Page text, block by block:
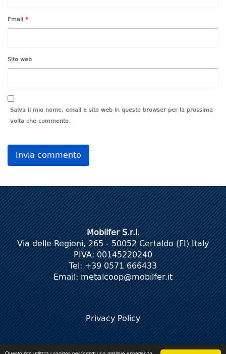
Email *
Sito web
Salva il mio nome, email e sito web in questo browser per la prossima
volta che commento.
Mobilfer S.r.l.
Via delle Regioni, 265 - 50052 Certaldo (FI) Italy
PIVA: 00145220240
Tel: +39 0571 666433
Email:metalcoop@mobilfer.it
Privacy Policy